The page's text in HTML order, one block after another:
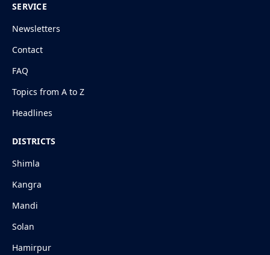
SERVICE
Newsletters
Contact
FAQ
Topics from A to Z
Headlines
DISTRICTS
Shimla
Kangra
Mandi
Solan
Hamirpur